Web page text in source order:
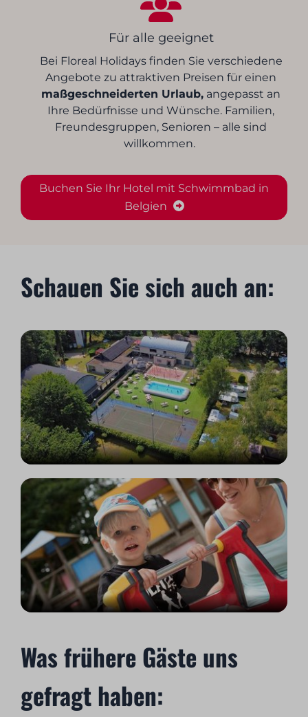
Für alle geeignet
Bei Floreal Holidays finden Sie verschiedene
Angebote zu attraktiven Preisen für einen
maßgeschneiderten Urlaub, angepasst an
Ihre Bedürfnisse und Wünsche. Familien,
Freundesgruppen, Senioren – alle sind
willkommen.
Buchen Sie Ihr Hotel mit Schwimmbad in
Belgien
Schauen Sie sich auch an:
Was frühere Gäste uns
gefragt haben: